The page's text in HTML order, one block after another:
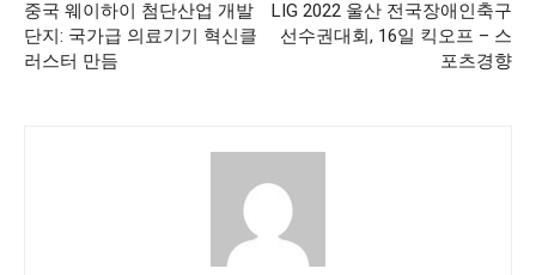
중국 웨이하이 첨단산업 개발
단지: 국가급 의료기기 혁신클
러스터 만듬
LIG 2022 울산 전국장애인축구
선수권대회, 16일 킥오프 – 스
포츠경향